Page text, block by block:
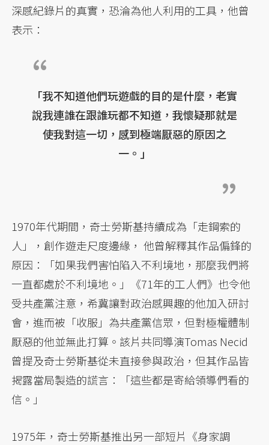
深感紀錄片的真實，恐淪為他人利用的工具，他曾
表示：
「我不知道他們玩遊戲的目的是什麼，老實
說我連誰在跟誰玩都不知道，我懷疑那就是
使我對這一切，感到極端厭惡的原因之
一。」
1970年代期間，奇士勞斯基持續成為「走鋼索的
人」，創作遊走尺度邊緣， 他曾解釋其作品偏鋒的
原因：「如果我們害怕陷入不利境地，那麼我們將
一直都處於不利境地。」《71年的工人們》也令他
受共產黨注意，希冀讓對政治感興趣的他加入研討
會，進而被「收服」為共產黨信眾，但對極權體制
厭惡的他並無此打算。該片共同導演Tomas Necid
曾提及奇士勞斯基從未直接參與政治，但其作品皆
揭露當局製造的謊言：「這些都是寄給領導們看的
信。」
1975年，奇士勞斯基推出另一部短片《身家調